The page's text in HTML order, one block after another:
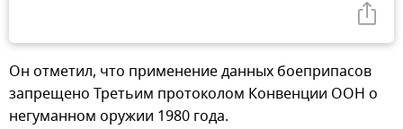
Он отметил, что применение данных боеприпасов
запрещено Третьим протоколом Конвенции ООН о
негуманном оружии 1980 года.